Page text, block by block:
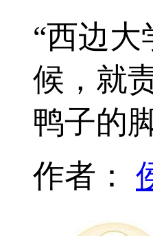
“西边
候，就
鸭子的
作者：